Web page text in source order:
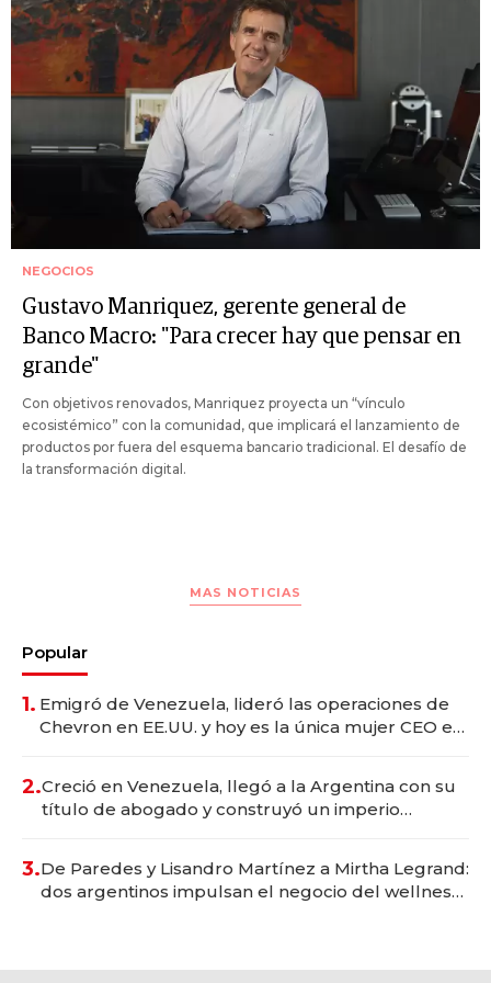
NEGOCIOS
Gustavo Manriquez, gerente general de
Banco Macro: "Para crecer hay que pensar en
grande"
Con objetivos renovados, Manriquez proyecta un “vínculo
ecosistémico” con la comunidad, que implicará el lanzamiento de
productos por fuera del esquema bancario tradicional. El desafío de
la transformación digital.
MAS NOTICIAS
Popular
1. Emigró de Venezuela, lideró las operaciones de
Chevron en EE.UU. y hoy es la única mujer CEO en
2.Creció en Venezuela, llegó a la Argentina con su
título de abogado y construyó un imperio
3.De Paredes y Lisandro Martínez a Mirtha Legrand:
dos argentinos impulsan el negocio del wellness